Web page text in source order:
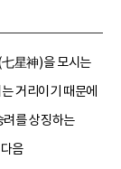
七星神)을 모시는
거리이기 때문에
려를 상징하는
음